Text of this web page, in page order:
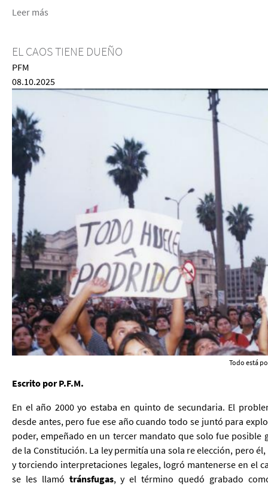
Leer más
EL CAOS TIENE DUEÑO
PFM
08.10.2025
Todo está
Escrito por P.F.M.
En el año 2000 yo estaba en quinto de secundaria. El
desde antes, pero fue ese año cuando todo se juntó para
poder, empeñado en un tercer mandato que solo fue posible
de la Constitución. La ley permitía una sola re elección, pero
y torciendo interpretaciones legales, logró mantenerse en el
se les llamó tránsfugas, y el término quedó grabado